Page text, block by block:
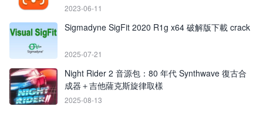
2023-06-11
Sigmadyne SigFit 2020 R1g x64 破解版下載 crack
2025-07-21
Night Rider 2 音源包：80 年代 Synthwave 復古合
成器＋吉他薩克斯旋律取樣
2025-08-13